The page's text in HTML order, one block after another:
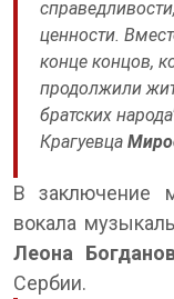
ценности.
конце концов,
продолжили
братских
Крагуевца
В заключение
вокала
Леона
Сербии.